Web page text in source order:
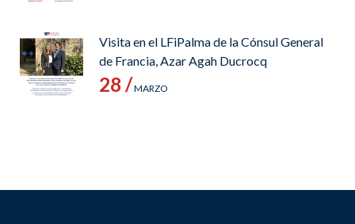
Visita en el LFiPalma de la Cónsul General
de Francia, Azar Agah Ducrocq
28 /MARZO